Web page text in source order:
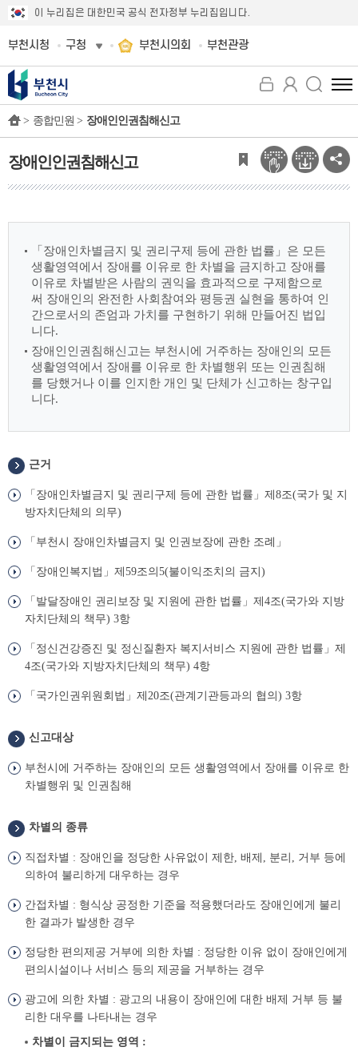
이 누리집은 대한민국 공식 전자정부 누리집입니다.
부천시청 구청 부천시의회 부천관광
전
체
뉴
보
기
> 종합민원 > 장애인인권침해신고
장애인인권침해신고
「장애인차별금지 및 권리구제 등에 관한 법률」은 모든
생활영역에서 장애를 이유로 한 차별을 금지하고 장애를
이유로 차별받은 사람의 권익을 효과적으로 구제함으로
써 장애인의 완전한 사회참여와 평등권 실현을 통하여 인
간으로서의 존엄과 가치를 구현하기 위해 만들어진 법입
니다.
장애인인권침해신고는 부천시에 거주하는 장애인의 모든
생활영역에서 장애를 이유로 한 차별행위 또는 인권침해
를 당했거나 이를 인지한 개인 및 단체가 신고하는 창구입
니다.
근거
「장애인차별금지 및 권리구제 등에 관한 법률」제8조(국가 및 지
방자치단체의 의무)
「부천시 장애인차별금지 및 인권보장에 관한 조례」
「장애인복지법」제59조의5(불이익조치의 금지)
「발달장애인 권리보장 및 지원에 관한 법률」제4조(국가와 지방
자치단체의 책무) 3항
「정신건강증진 및 정신질환자 복지서비스 지원에 관한 법률」제
4조(국가와 지방자치단체의 책무) 4항
「국가인권위원회법」제20조(관계기관등과의 협의) 3항
신고대상
부천시에 거주하는 장애인의 모든 생활영역에서 장애를 이유로 한
차별행위 및 인권침해
차별의 종류
직접차별 : 장애인을 정당한 사유없이 제한, 배제, 분리, 거부 등에
의하여 불리하게 대우하는 경우
간접차별 : 형식상 공정한 기준을 적용했더라도 장애인에게 불리
한 결과가 발생한 경우
정당한 편의제공 거부에 의한 차별 : 정당한 이유 없이 장애인에게
편의시설이나 서비스 등의 제공을 거부하는 경우
광고에 의한 차별 : 광고의 내용이 장애인에 대한 배제 거부 등 불
리한 대우를 나타내는 경우
차별이 금지되는 영역 :